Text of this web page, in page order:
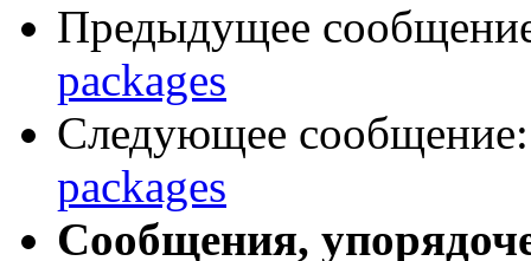
Предыдущее
packages
Следующее
packages
Сообщения,